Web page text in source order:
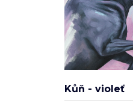
Kůň - violeť